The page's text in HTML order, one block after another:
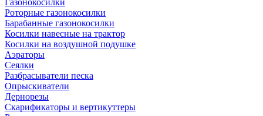
Газонокосилки
Роторные газонокосилки
Барабанные газонокосилки
Косилки навесные на трактор
Косилки на воздушной подушке
Аэраторы
Сеялки
Разбрасыватели песка
Опрыскиватели
Дернорезы
Скарификаторы и вертикуттеры